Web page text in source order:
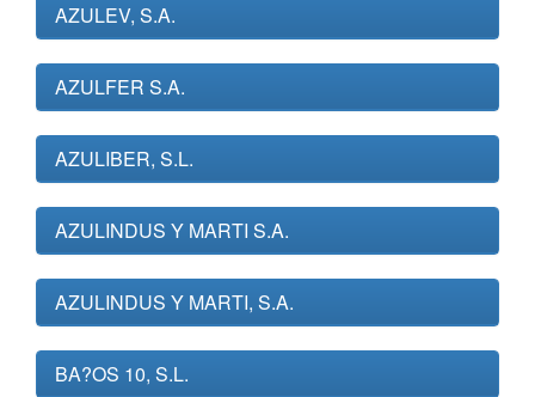
AZULEV, S.A.
AZULFER S.A.
AZULIBER, S.L.
AZULINDUS Y MARTI S.A.
AZULINDUS Y MARTI, S.A.
BA?OS 10, S.L.